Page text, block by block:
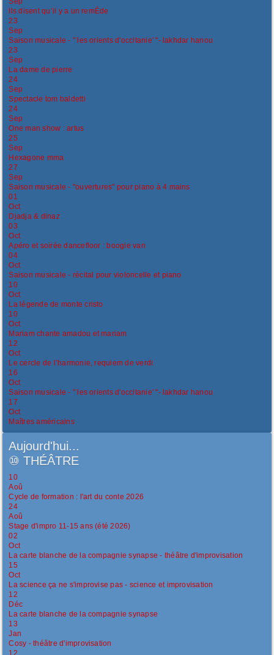
Ils disent qu’il y a un remÈde
23
Sep
Saison musicale - " les orients d'occitanie' "- lakhdar hanou
23
Sep
La dame de pierre
24
Sep
Spectacle tom baldetti
24
Sep
One man show : artus
25
Sep
Hexagone mma
27
Sep
Saison musicale - "ouvertures" pour piano à 4 mains
01
Oct
Djadja & dinaz
03
Oct
Apéro et soirée dancefloor : boogie van
04
Oct
Saison musicale - récital pour violoncelle et piano
10
Oct
La légende de monte cristo
10
Oct
Mariam chante amadou et mariam
12
Oct
Le cercle de l’harmonie, requiem de verdi
16
Oct
Saison musicale - " les orients d'occitanie' "- lakhdar hanou
17
Oct
Maîtres américains
Aujourd'hui...
⑩THÉÂTRE
10
Aoû
Cycle de formation : l'art du conte 2026
24
Aoû
Stage d'impro 11-15 ans (été 2026)
02
Oct
La carte blanche de la compagnie synapse - théâtre d'improvisation
15
Oct
La science ça ne s'improvise pas - science et improvisation
12
Déc
La carte blanche de la compagnie synapse
13
Jan
Cosy - théâtre d'improvisation
12